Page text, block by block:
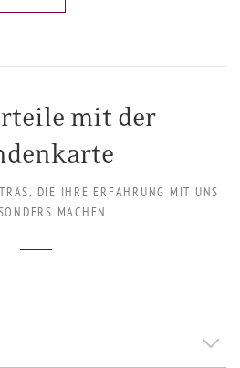
mit der
DIE IHRE ERFAHRUNG MIT UNS
MACHEN